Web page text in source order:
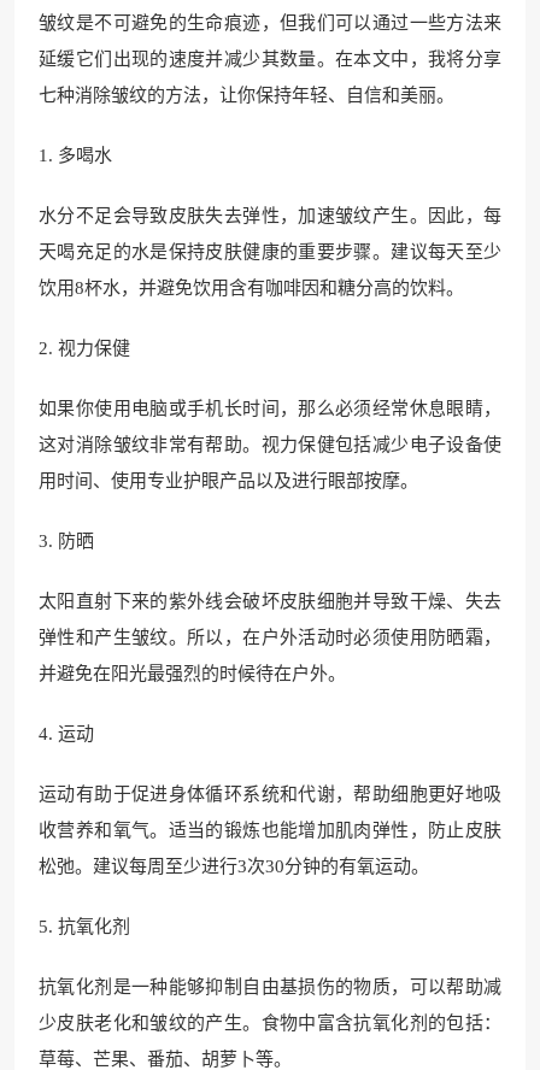
皱纹是不可避免的生命痕迹，但我们可以通过一些方法来
延缓它们出现的速度并减少其数量。在本文中，我将分享
七种消除皱纹的方法，让你保持年轻、自信和美丽。
1. 多喝水
水分不足会导致皮肤失去弹性，加速皱纹产生。因此，每
天喝充足的水是保持皮肤健康的重要步骤。建议每天至少
饮用8杯水，并避免饮用含有咖啡因和糖分高的饮料。
2. 视力保健
如果你使用电脑或手机长时间，那么必须经常休息眼睛，
这对消除皱纹非常有帮助。视力保健包括减少电子设备使
用时间、使用专业护眼产品以及进行眼部按摩。
3. 防晒
太阳直射下来的紫外线会破坏皮肤细胞并导致干燥、失去
弹性和产生皱纹。所以，在户外活动时必须使用防晒霜，
并避免在阳光最强烈的时候待在户外。
4. 运动
运动有助于促进身体循环系统和代谢，帮助细胞更好地吸
收营养和氧气。适当的锻炼也能增加肌肉弹性，防止皮肤
松弛。建议每周至少进行3次30分钟的有氧运动。
5. 抗氧化剂
抗氧化剂是一种能够抑制自由基损伤的物质，可以帮助减
少皮肤老化和皱纹的产生。食物中富含抗氧化剂的包括：
草莓、芒果、番茄、胡萝卜等。